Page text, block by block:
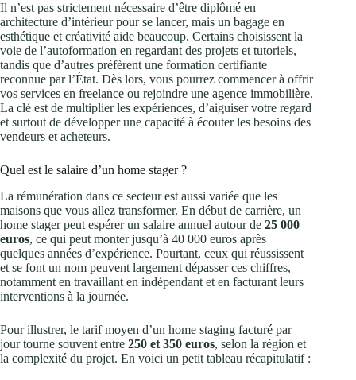
Il n’est pas strictement nécessaire d’être diplômé en
architecture d’intérieur pour se lancer, mais un bagage en
esthétique et créativité aide beaucoup. Certains choisissent la
voie de l’autoformation en regardant des projets et tutoriels,
tandis que d’autres préfèrent une formation certifiante
reconnue par l’État. Dès lors, vous pourrez commencer à offrir
vos services en freelance ou rejoindre une agence immobilière.
La clé est de multiplier les expériences, d’aiguiser votre regard
et surtout de développer une capacité à écouter les besoins des
vendeurs et acheteurs.
Quel est le salaire d’un home stager ?
La rémunération dans ce secteur est aussi variée que les
maisons que vous allez transformer. En début de carrière, un
home stager peut espérer un salaire annuel autour de 25 000
euros, ce qui peut monter jusqu’à 40 000 euros après
quelques années d’expérience. Pourtant, ceux qui réussissent
et se font un nom peuvent largement dépasser ces chiffres,
notamment en travaillant en indépendant et en facturant leurs
interventions à la journée.
Pour illustrer, le tarif moyen d’un home staging facturé par
jour tourne souvent entre 250 et 350 euros, selon la région et
la complexité du projet. En voici un petit tableau récapitulatif :